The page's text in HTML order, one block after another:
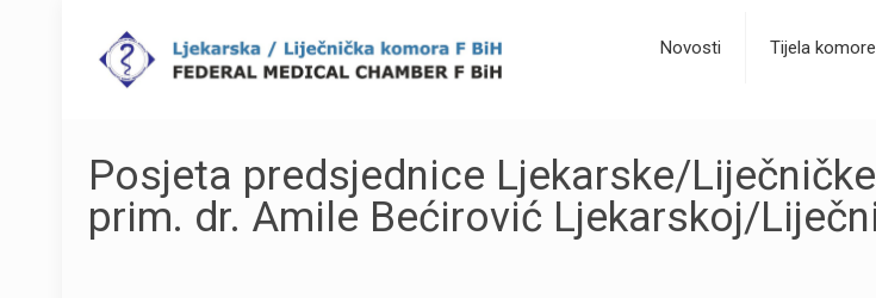
Novosti Tijela komore
Posjeta predsjednice Ljekarske/
prim. dr. Amile Bećirović Ljekarskoj/